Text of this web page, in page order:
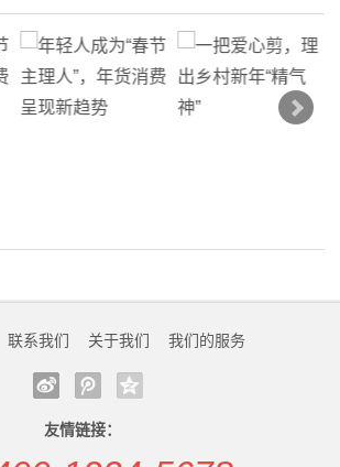
联系我们 关于我们 我们的服务
友情链接：